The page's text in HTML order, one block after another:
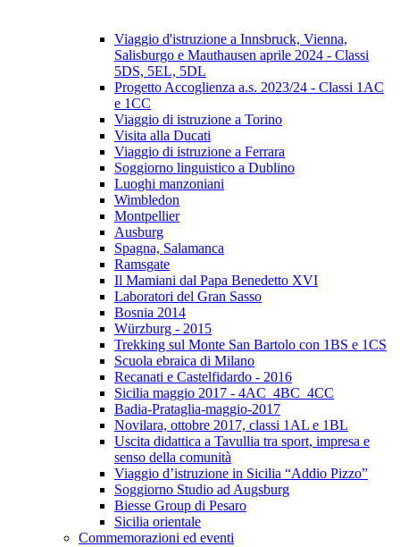
Viaggio d'istruzione a Innsbruck, Vienna,
Salisburgo e Mauthausen aprile 2024 - Classi
5DS, 5EL, 5DL
Progetto Accoglienza a.s. 2023/24 - Classi 1AC
e 1CC
Viaggio di istruzione a Torino
Visita alla Ducati
Viaggio di istruzione a Ferrara
Soggiorno linguistico a Dublino
Luoghi manzoniani
Wimbledon
Montpellier
Ausburg
Spagna, Salamanca
Ramsgate
Il Mamiani dal Papa Benedetto XVI
Laboratori del Gran Sasso
Bosnia 2014
Würzburg - 2015
Trekking sul Monte San Bartolo con 1BS e 1CS
Scuola ebraica di Milano
Recanati e Castelfidardo - 2016
Sicilia maggio 2017 - 4AC_4BC_4CC
Badia-Prataglia-maggio-2017
Novilara, ottobre 2017, classi 1AL e 1BL
Uscita didattica a Tavullia tra sport, impresa e
senso della comunità
Viaggio d’istruzione in Sicilia “Addio Pizzo”
Soggiorno Studio ad Augsburg
Biesse Group di Pesaro
Sicilia orientale
Commemorazioni ed eventi